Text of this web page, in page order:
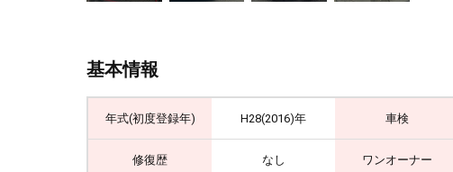
基本情報
年式(初度登録年) H28(2016)年 車検
修復歴 なし ワンオーナー